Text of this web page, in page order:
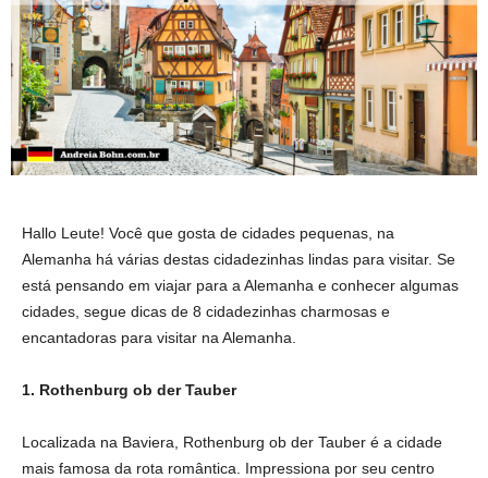
Hallo Leute! Você que gosta de cidades pequenas, na
Alemanha há várias destas cidadezinhas lindas para visitar. Se
está pensando em viajar para a Alemanha e conhecer algumas
cidades, segue dicas de 8 cidadezinhas charmosas e
encantadoras para visitar na Alemanha.
1. Rothenburg ob der Tauber
Localizada na Baviera, Rothenburg ob der Tauber é a cidade
mais famosa da rota romântica. Impressiona por seu centro